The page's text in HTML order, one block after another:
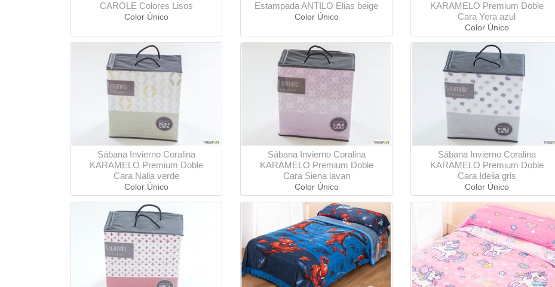
CAROLE Colores Lisos
Color Único
Estampada ANTILO Elias beige
Color Único
KARAMELO Premium Doble
Cara Yera azul
Color Único
Sábana Invierno Coralina
KARAMELO Premium Doble
Cara Nalia verde
Color Único
Sábana Invierno Coralina
KARAMELO Premium Doble
Cara Siena lavan
Color Único
Sábana Invierno Coralina
KARAMELO Premium Doble
Cara Idelia gris
Color Único